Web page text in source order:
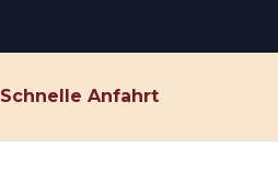
Schnelle Anfahrt